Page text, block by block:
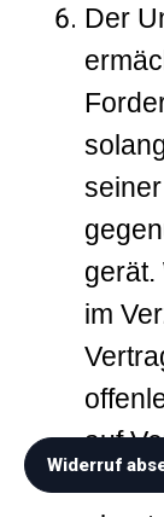
Der
gerät.
im
auf
Widerruf